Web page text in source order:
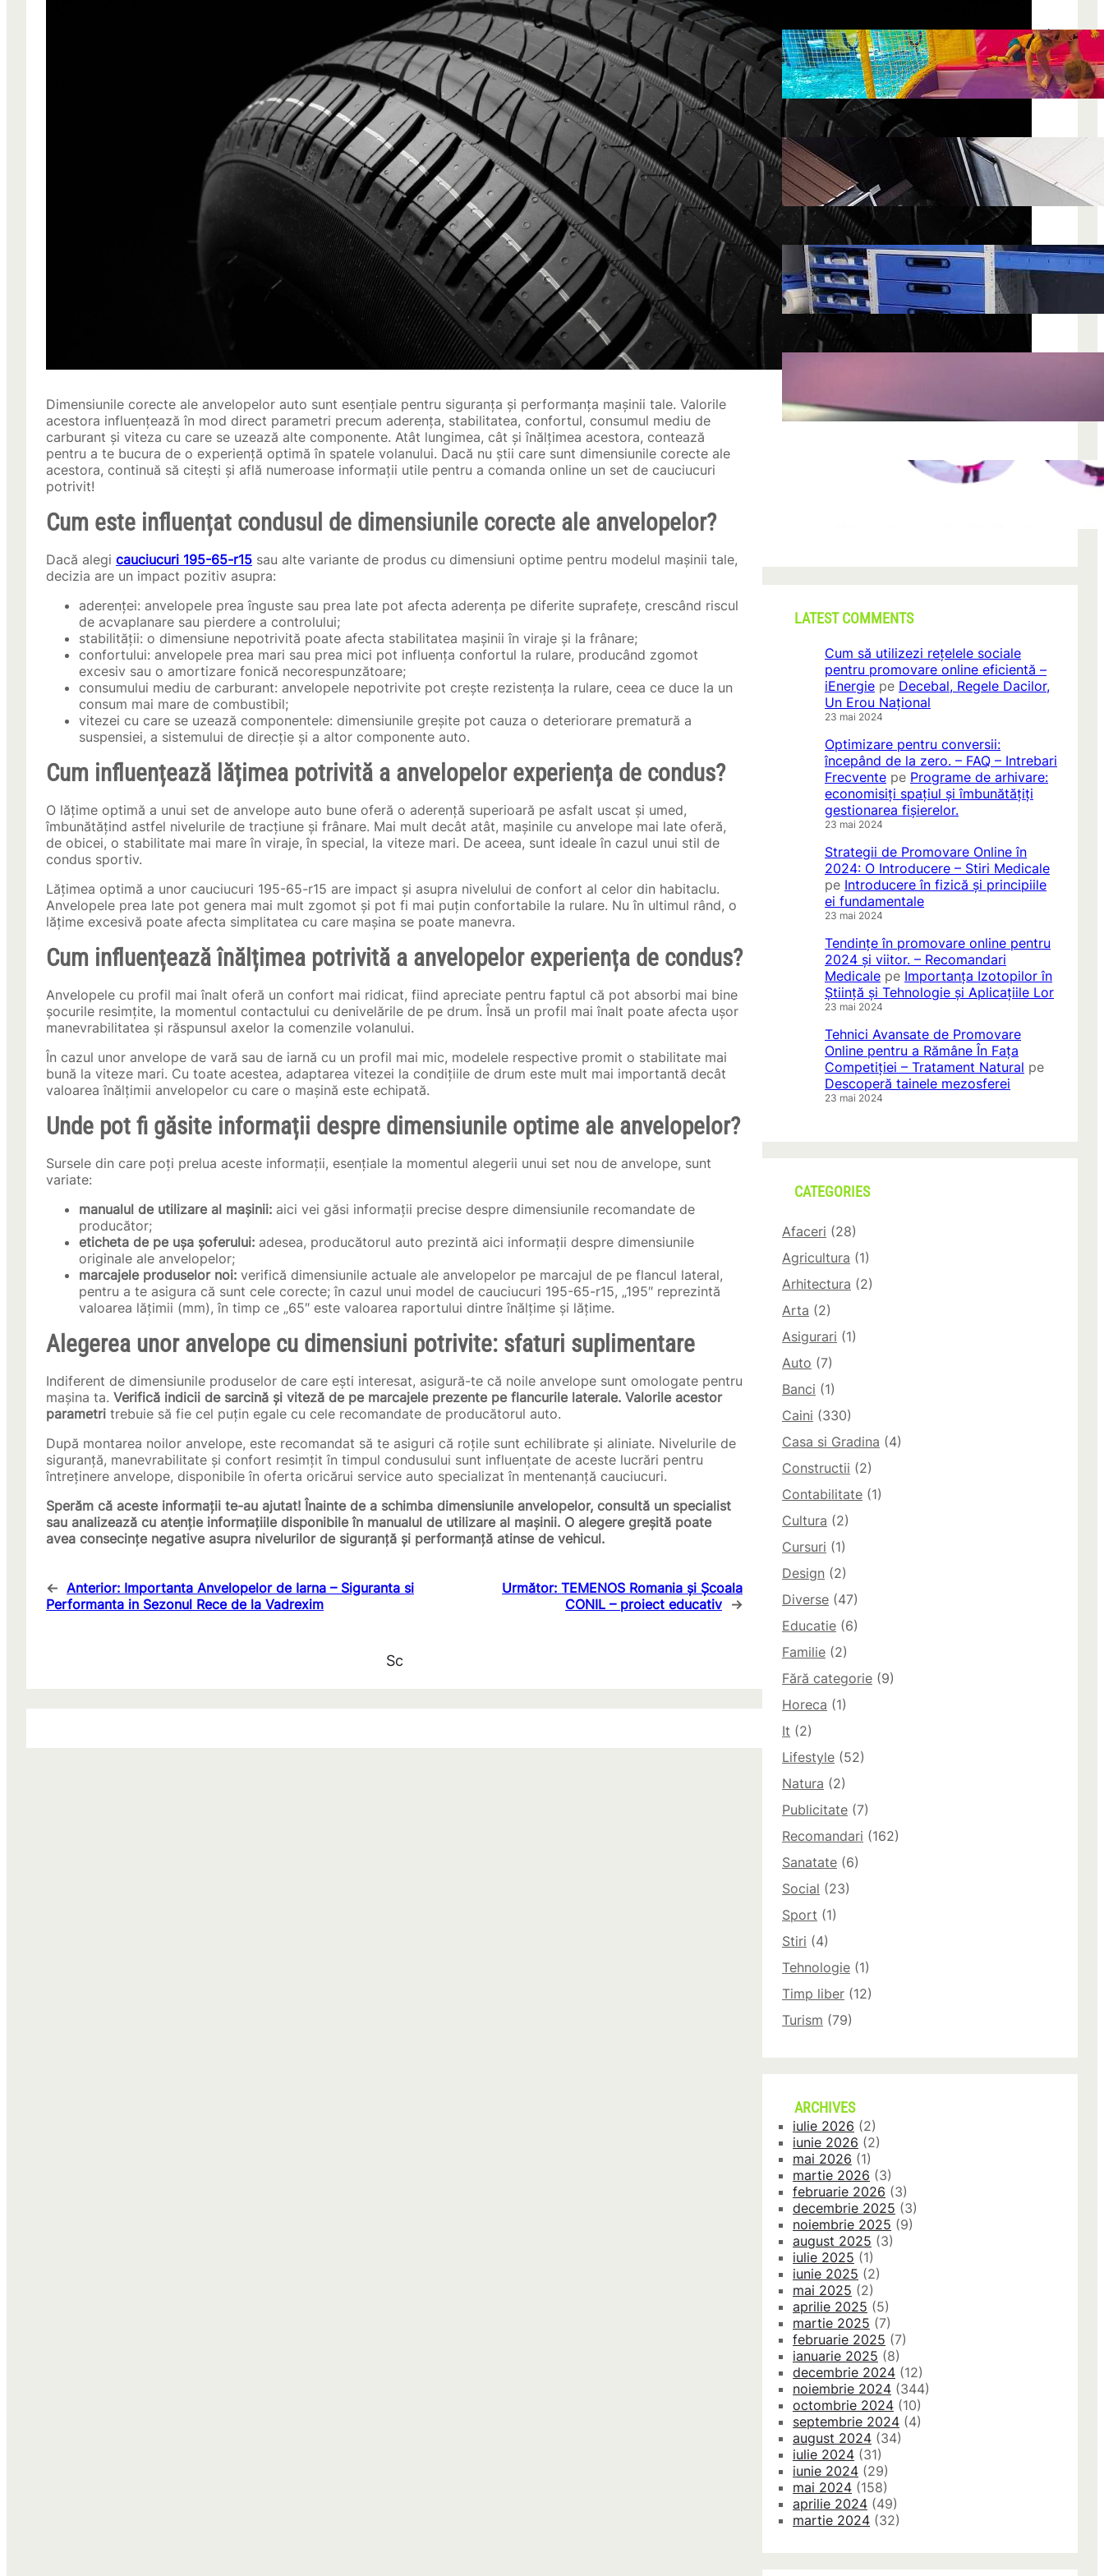
Dimensiunile corecte ale anvelopelor auto sunt esențiale pentru siguranța și performanța mașinii tale. Valorile
acestora influențează în mod direct parametri precum aderența, stabilitatea, confortul, consumul mediu de
carburant și viteza cu care se uzează alte componente. Atât lungimea, cât și înălțimea acestora, contează
pentru a te bucura de o experiență optimă în spatele volanului. Dacă nu știi care sunt dimensiunile corecte ale
acestora, continuă să citești și află numeroase informații utile pentru a comanda online un set de cauciucuri
potrivit!
Cum este influențat condusul de dimensiunile corecte ale anvelopelor?
Dacă alegi cauciucuri 195-65-r15 sau alte variante de produs cu dimensiuni optime pentru modelul mașinii tale,
decizia are un impact pozitiv asupra:
aderenței: anvelopele prea înguste sau prea late pot afecta aderența pe diferite suprafețe, crescând riscul
de acvaplanare sau pierdere a controlului;
stabilității: o dimensiune nepotrivită poate afecta stabilitatea mașinii în viraje și la frânare;
confortului: anvelopele prea mari sau prea mici pot influența confortul la rulare, producând zgomot
excesiv sau o amortizare fonică necorespunzătoare;
consumului mediu de carburant: anvelopele nepotrivite pot crește rezistența la rulare, ceea ce duce la un
consum mai mare de combustibil;
vitezei cu care se uzează componentele: dimensiunile greșite pot cauza o deteriorare prematură a
suspensiei, a sistemului de direcție și a altor componente auto.
Cum influențează lățimea potrivită a anvelopelor experiența de condus?
O lățime optimă a unui set de anvelope auto bune oferă o aderență superioară pe asfalt uscat și umed,
îmbunătățind astfel nivelurile de tracțiune și frânare. Mai mult decât atât, mașinile cu anvelope mai late oferă,
de obicei, o stabilitate mai mare în viraje, în special, la viteze mari. De aceea, sunt ideale în cazul unui stil de
condus sportiv.
Lățimea optimă a unor cauciucuri 195-65-r15 are impact și asupra nivelului de confort al celor din habitaclu.
Anvelopele prea late pot genera mai mult zgomot și pot fi mai puțin confortabile la rulare. Nu în ultimul rând, o
lățime excesivă poate afecta simplitatea cu care mașina se poate manevra.
Cum influențează înălțimea potrivită a anvelopelor experiența de condus?
Anvelopele cu profil mai înalt oferă un confort mai ridicat, fiind apreciate pentru faptul că pot absorbi mai bine
șocurile resimțite, la momentul contactului cu denivelările de pe drum. Însă un profil mai înalt poate afecta ușor
manevrabilitatea și răspunsul axelor la comenzile volanului.
În cazul unor anvelope de vară sau de iarnă cu un profil mai mic, modelele respective promit o stabilitate mai
bună la viteze mari. Cu toate acestea, adaptarea vitezei la condițiile de drum este mult mai importantă decât
valoarea înălțimii anvelopelor cu care o mașină este echipată.
Unde pot fi găsite informații despre dimensiunile optime ale anvelopelor?
Sursele din care poți prelua aceste informații, esențiale la momentul alegerii unui set nou de anvelope, sunt
variate:
manualul de utilizare al mașinii: aici vei găsi informații precise despre dimensiunile recomandate de
producător;
eticheta de pe ușa șoferului: adesea, producătorul auto prezintă aici informații despre dimensiunile
originale ale anvelopelor;
marcajele produselor noi: verifică dimensiunile actuale ale anvelopelor pe marcajul de pe flancul lateral,
pentru a te asigura că sunt cele corecte; în cazul unui model de cauciucuri 195-65-r15, „195″ reprezintă
valoarea lățimii (mm), în timp ce „65″ este valoarea raportului dintre înălțime și lățime.
Alegerea unor anvelope cu dimensiuni potrivite: sfaturi suplimentare
Indiferent de dimensiunile produselor de care ești interesat, asigură-te că noile anvelope sunt omologate pentru
mașina ta. Verifică indicii de sarcină și viteză de pe marcajele prezente pe flancurile laterale. Valorile acestor
parametri trebuie să fie cel puțin egale cu cele recomandate de producătorul auto.
După montarea noilor anvelope, este recomandat să te asiguri că roțile sunt echilibrate și aliniate. Nivelurile de
siguranță, manevrabilitate și confort resimțit în timpul condusului sunt influențate de aceste lucrări pentru
întreținere anvelope, disponibile în oferta oricărui service auto specializat în mentenanță cauciucuri.
Sperăm că aceste informații te-au ajutat! Înainte de a schimba dimensiunile anvelopelor, consultă un specialist
sau analizează cu atenție informațiile disponibile în manualul de utilizare al mașinii. O alegere greșită poate
avea consecințe negative asupra nivelurilor de siguranță și performanță atinse de vehicul.
← Anterior: Importanta Anvelopelor de Iarna – Siguranta si
Performanta in Sezonul Rece de la Vadrexim
Următor: TEMENOS Romania și Școala
CONIL – proiect educativ →
Sc
Soluții pentru părinții care vor să își vadă
copiii explorând în loc să stea pe
telefoane
iul. 25, 2026
Ce soluție de urmărire GPS este
recomandată pentru transport marfă
iul. 2, 2026
Atelier mobil: cum transformi o dubă
obișnuită într-un spațiu de lucru care
chiar funcționează
iun. 24, 2026
iun. 23, 2026
CONI FEST 2026 – o editie record prin
LATEST COMMENTS
Cum să utilizezi rețelele sociale
pentru promovare online eficientă –
iEnergie pe Decebal, Regele Dacilor,
Un Erou Național
23 mai 2024
Optimizare pentru conversii:
începând de la zero. – FAQ – Intrebari
Frecvente pe Programe de arhivare:
economisiți spațiul și îmbunătățiți
gestionarea fișierelor.
23 mai 2024
Strategii de Promovare Online în
2024: O Introducere – Stiri Medicale
pe Introducere în fizică și principiile
ei fundamentale
23 mai 2024
Tendințe în promovare online pentru
2024 și viitor. – Recomandari
Medicale pe Importanța Izotopilor în
Știință și Tehnologie și Aplicațiile Lor
23 mai 2024
Tehnici Avansate de Promovare
Online pentru a Rămâne În Fața
Competiției – Tratament Natural pe
Descoperă tainele mezosferei
23 mai 2024
CATEGORIES
Afaceri (28)
Agricultura (1)
Arhitectura (2)
Arta (2)
Asigurari (1)
Auto (7)
Banci (1)
Caini (330)
Casa si Gradina (4)
Constructii (2)
Contabilitate (1)
Cultura (2)
Cursuri (1)
Design (2)
Diverse (47)
Educatie (6)
Familie (2)
Fără categorie (9)
Horeca (1)
It (2)
Lifestyle (52)
Natura (2)
Publicitate (7)
Recomandari (162)
Sanatate (6)
Social (23)
Sport (1)
Stiri (4)
Tehnologie (1)
Timp liber (12)
Turism (79)
ARCHIVES
iulie 2026 (2)
iunie 2026 (2)
mai 2026 (1)
martie 2026 (3)
februarie 2026 (3)
decembrie 2025 (3)
noiembrie 2025 (9)
august 2025 (3)
iulie 2025 (1)
iunie 2025 (2)
mai 2025 (2)
aprilie 2025 (5)
martie 2025 (7)
februarie 2025 (7)
ianuarie 2025 (8)
decembrie 2024 (12)
noiembrie 2024 (344)
octombrie 2024 (10)
septembrie 2024 (4)
august 2024 (34)
iulie 2024 (31)
iunie 2024 (29)
mai 2024 (158)
aprilie 2024 (49)
martie 2024 (32)